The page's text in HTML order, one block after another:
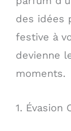
des idées
festive à
devienne
moments.
1. Évasion